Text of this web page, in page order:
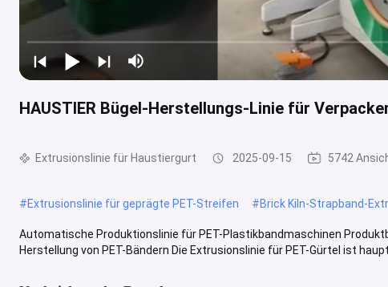
HAUSTIER Bügel-Herstellungs-Linie für
Extrusionslinie für Haustiergurt 2025-09-15 5742
#Extrusionslinie für geprägte PET-Streifen #Brick Kiln-Strapband-
Automatische Produktionslinie für PET-Plastikbandmaschinen
Herstellung von PET-Bändern Die Extrusionslinie für PET-Gürtel ist